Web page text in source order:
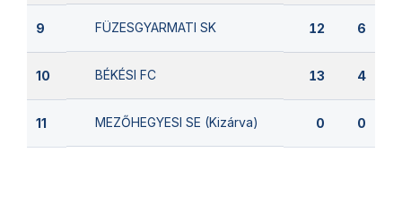
9 FÜZESGYARMATI SK 12 6
10 BÉKÉSI FC 13 4
11 MEZŐHEGYESI SE (Kizárva) 0 0